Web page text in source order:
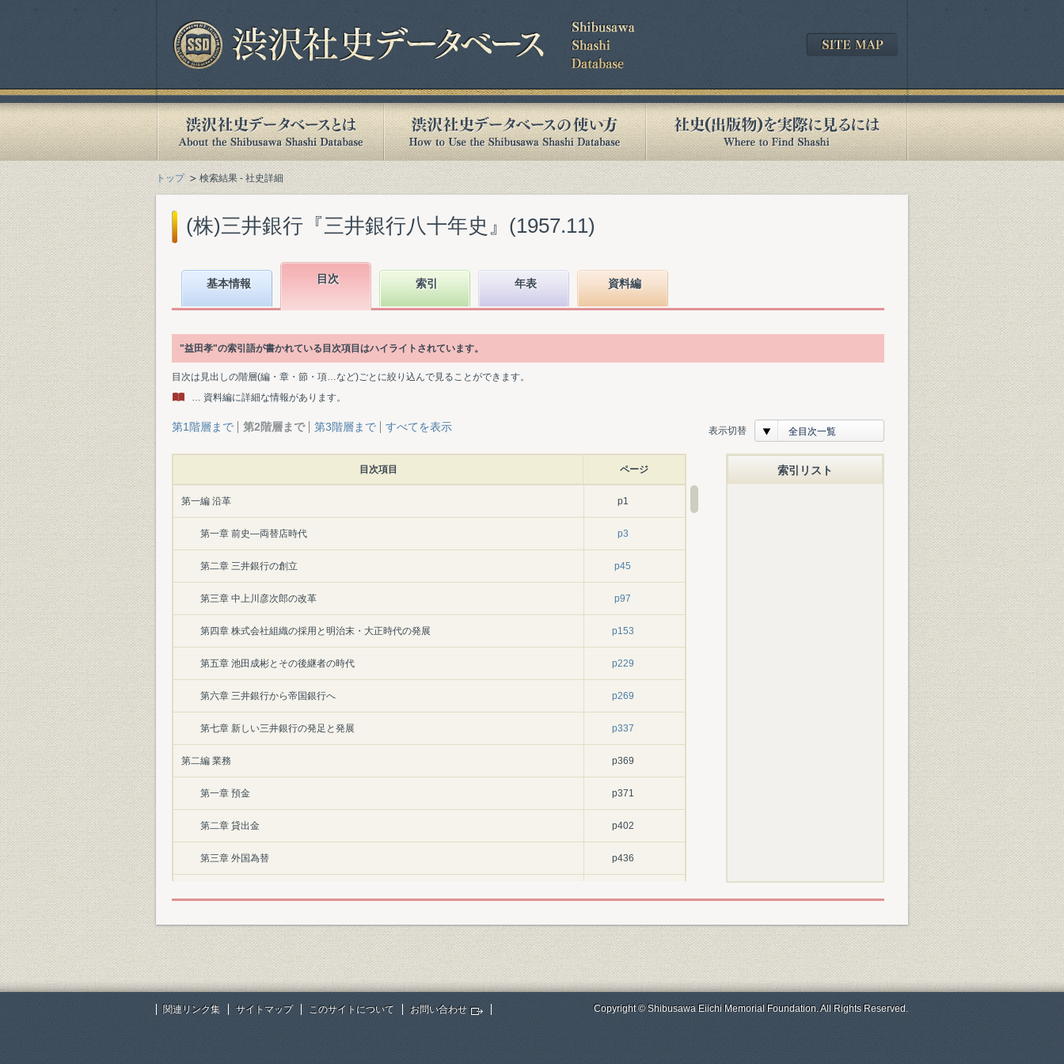
トップ 検索結果 - 社史詳細
(株)三井銀行『三井銀行八十年史』(1957.11)
基本情報 目次 索引 年表 資料編
"益田孝"の索引語が書かれている目次項目はハイライトされています。
目次は見出しの階層(編・章・節・項…など)ごとに絞り込んで見ることができます。
… 資料編に詳細な情報があります。
第1階層まで 第2階層まで 第3階層まで すべてを表示 表示切替 全目次一覧
目次項目 ページ
第一編 沿革 p1
第一章 前史―両替店時代 p3
第二章 三井銀行の創立 p45
第三章 中上川彦次郎の改革 p97
第四章 株式会社組織の採用と明治末・大正時代の発展 p153
第五章 池田成彬とその後継者の時代 p229
第六章 三井銀行から帝国銀行へ p269
第七章 新しい三井銀行の発足と発展 p337
第二編 業務 p369
第一章 預金 p371
第二章 貸出金 p402
第三章 外国為替 p436
第三編 制度 p459
第一章 定款 p461
第二章 役員 p479
索引リスト
関連リンク集 サイトマップ このサイトについて お問い合わせ Copyright © Shibusawa Eiichi Memorial Foundation. All Rights Reserved.